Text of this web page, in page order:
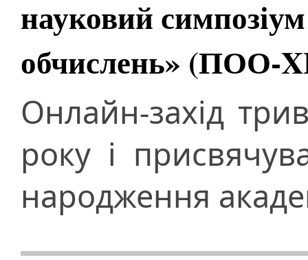
науковий
обчислень» (ПОО-
Онлайн-захід
року і
народження